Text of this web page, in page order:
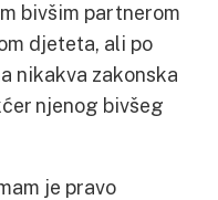
bivšim partnerom
djeteta, ali po
nikakva zakonska
njenog bivšeg
je pravo